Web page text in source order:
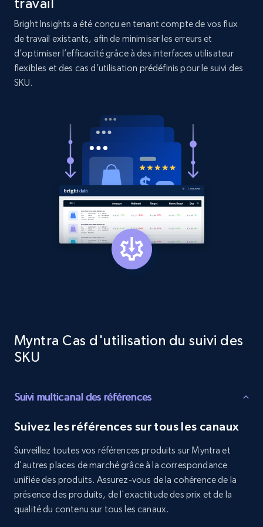
1.3K+ 176+ Commencer
specified keywords
URL, Product id, Title, Product description,
Rating, Reviews count, Initial price, Discount,
and more.
1.3K+ Commencer
Target - Discover products by category url
URL, Product id, Title, Product description,
UPC
Rating, Reviews count, Initial price, Discount,
1.3K+ 176+ Commencer
travail
Bright Insights a été conçu en tenant compte de vos flux
de travail existants, afin de minimiser les erreurs et
d’optimiser l’efficacité grâce à des interfaces utilisateur
flexibles et des cas d’utilisation prédéfinis pour le suivi des
SKU.
Myntra Cas d'utilisation du suivi des
SKU
Suivi multicanal des références
Suivez les références sur tous les canaux
Surveillez toutes vos références produits sur Myntra et
d'autres places de marché grâce à la correspondance
unifiée des produits. Assurez-vous de la cohérence de la
présence des produits, de l'exactitude des prix et de la
qualité du contenu sur tous les canaux.